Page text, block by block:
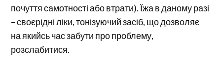
почуття самотності або втрати). Їжа в даному разі
– своєрідні ліки, тонізуючий засіб, що дозволяє
на якийсь час забути про проблему,
розслабитися.